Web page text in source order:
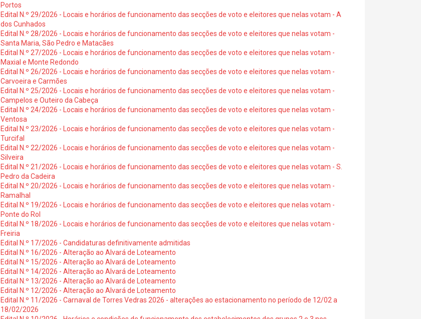
Portos
Edital N.º 29/2026 - Locais e horários de funcionamento das secções de voto e eleitores que nelas votam - A
dos Cunhados
Edital N.º 28/2026 - Locais e horários de funcionamento das secções de voto e eleitores que nelas votam -
Santa Maria, São Pedro e Matacães
Edital N.º 27/2026 - Locais e horários de funcionamento das secções de voto e eleitores que nelas votam -
Maxial e Monte Redondo
Edital N.º 26/2026 - Locais e horários de funcionamento das secções de voto e eleitores que nelas votam -
Carvoeira e Carmões
Edital N.º 25/2026 - Locais e horários de funcionamento das secções de voto e eleitores que nelas votam -
Campelos e Outeiro da Cabeça
Edital N.º 24/2026 - Locais e horários de funcionamento das secções de voto e eleitores que nelas votam -
Ventosa
Edital N.º 23/2026 - Locais e horários de funcionamento das secções de voto e eleitores que nelas votam -
Turcifal
Edital N.º 22/2026 - Locais e horários de funcionamento das secções de voto e eleitores que nelas votam -
Silveira
Edital N.º 21/2026 - Locais e horários de funcionamento das secções de voto e eleitores que nelas votam - S.
Pedro da Cadeira
Edital N.º 20/2026 - Locais e horários de funcionamento das secções de voto e eleitores que nelas votam -
Ramalhal
Edital N.º 19/2026 - Locais e horários de funcionamento das secções de voto e eleitores que nelas votam -
Ponte do Rol
Edital N.º 18/2026 - Locais e horários de funcionamento das secções de voto e eleitores que nelas votam -
Freiria
Edital N.º 17/2026 - Candidaturas definitivamente admitidas
Edital N.º 16/2026 - Alteração ao Alvará de Loteamento
Edital N.º 15/2026 - Alteração ao Alvará de Loteamento
Edital N.º 14/2026 - Alteração ao Alvará de Loteamento
Edital N.º 13/2026 - Alteração ao Alvará de Loteamento
Edital N.º 12/2026 - Alteração ao Alvará de Loteamento
Edital N.º 11/2026 - Carnaval de Torres Vedras 2026 - alterações ao estacionamento no período de 12/02 a
18/02/2026